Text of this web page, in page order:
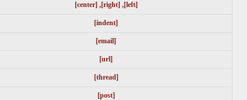
[left]
,
[right]
,
[center]
[indent]
[email]
[url]
[thread]
[post]